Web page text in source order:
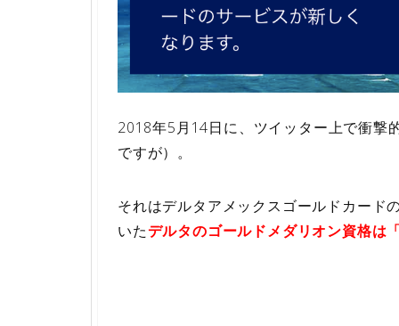
2018年5月14日に、ツイッター上で衝撃
ですが）。
それはデルタアメックスゴールドカード
いたデルタのゴールドメダリオン資格は